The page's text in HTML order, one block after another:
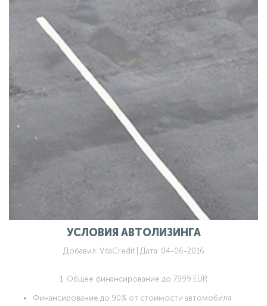
УСЛОВИЯ АВТОЛИЗИНГА
Добавил: VitaCredit | Дата: 04-06-2016
1. Общее финансирование до 7999 EUR
Финансирование до 90% от стоимости автомобиля